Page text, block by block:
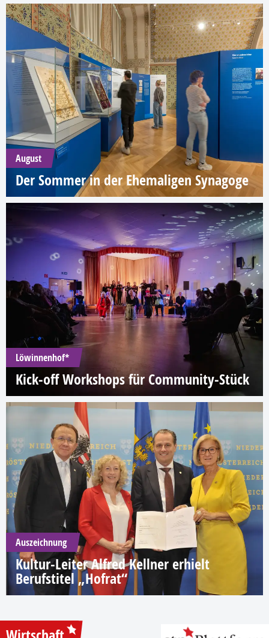
August
Der Sommer in der Ehemaligen Synagoge
Löwinnenhof*
Kick-off Workshops für Community-Stück
Auszeichnung
Kultur-Leiter Alfred Kellner erhielt
Berufstitel „Hofrat“